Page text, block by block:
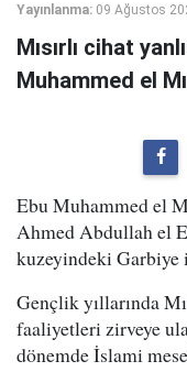
Yayınlanma: 09 Ağustos
Mısırlı cihat
Muhammed el
Ebu Muhammed el
Ahmed Abdullah el
kuzeyindeki Garbiye
Gençlik yıllarında
faaliyetleri zirveye
dönemde İslami